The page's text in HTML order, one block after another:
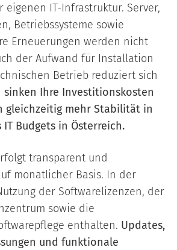
eigenen IT-Infrastruktur. Server,
Betriebssysteme sowie
Erneuerungen werden nicht
der Aufwand für Installation
Betrieb reduziert sich
sinken Ihre Investitionskosten
gleichzeitig mehr Stabilität in
Budgets in Österreich.
transparent und
monatlicher Basis. In der
der Softwarelizenzen, der
sowie die
enthalten. Updates,
und funktionale